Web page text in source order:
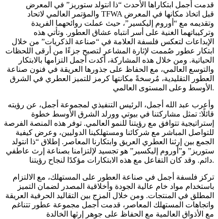
قدمت أجمل ابتكاراها الأحدث “ذا انتولد ستوريز” في المعرض
والمؤتمر العالمي لاتحاد TFWA قبل اتخاذ مكانها في المعرض
وتقديمه مع “أوروم إليكسير”، حيث عملت روائحهما الفريدة
وتركيباتهما الغنية على أسر انتباه عشاق العطور. وتأتي هذه
الإبداعات لتعكس فلسفة العلامة في “صناعة الذكريات” من خلال
ابتكار عطور صُممت لإثارة المشاعر لتصبح جزءًا من أرقى اللحظات
الحياتية. ومن خلال هذه المشاركة، أكدت أجمل التزامها بالابتكار
والتوسع العالمي، مع الحفاظ على جذورها العريقة في فنون صناعة
العطور التقليدية، مُرسخةً مكانتها كرمز للتميز العطري في الشرق
الأوسط وعلى المستوى العالمي.
وأعرب عبد الله أجمل، الرئيس التنفيذي لمجموعة أجمل، عن رؤيته
قائلًا: تمثل مشاركتنا في بيوتي وورلد الشرق الأوسط خطوة
إستراتيجية تتوافق مع رؤيتنا للنمو العالمي. توفر هذه المنصة الفرصة
للتواصل المباشر مع شركائنا ومستهلكينا الدوليين، وعرض كيفية
الجمع بين إرثنا العطري العريق وابتكارنا المعاصر. إطلاق “ذا انتولد
ستوريز” و”أوروم إليكسير” هو تجسيد لإلتزامنا بصناعة إرث عاطفي
دائم. وقد كان التفاعل مع هذه الابتكارات مؤكدًا لنجاح رؤيتنا.
تركز فلسفة أجمل في صناعة العطور على المستهلك، مع الالتزام
باستخدام مواد خام عالية الجودة وأخلاقية المصدر لضمان التميز
المطلق في المنتجات. ومن خلال المزج بين التقاليد الحرفية العريقة
واتجاهات المستهلك المعاصر، قدمت أجمل مجموعة عطور تتناغم
مع الأذواق العالمية مع الحفاظ على جوهر إرثها الخالدة